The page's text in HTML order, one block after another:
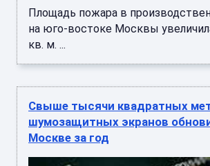
Площадь пожара в
на юго-востоке Москвы
кв. м. ...
Свыше тысячи квадратных
шумозащитных экранов
Москве за год